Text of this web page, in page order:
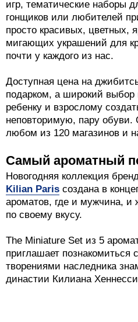
игр, тематические наборы
гонщиков или любителей
просто красивых, цветных,
мигающих украшений для
почти у каждого из нас.
Доступная цена на
подарком, а широкий
ребенку и взрослому
неповторимую, пару обуви.
любом из 120 магазинов и
Самый ароматный
Новогодняя коллекция
Kilian Paris создана в
ароматов, где и мужчина, и
по своему вкусу.
The Miniature Set из 5
приглашает
творениями наследника
династии Килиана